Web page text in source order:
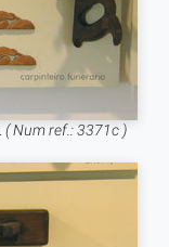
( Num ref.: 3371c )